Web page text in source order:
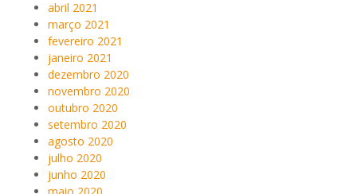
abril 2021
março 2021
fevereiro 2021
janeiro 2021
dezembro 2020
novembro 2020
outubro 2020
setembro 2020
agosto 2020
julho 2020
junho 2020
maio 2020